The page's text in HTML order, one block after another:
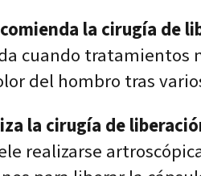
la cirugía de
cuando
del hombro tras
la cirugía de
realizarse